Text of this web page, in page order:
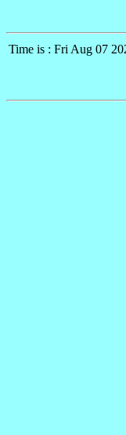
Time is : Fri Aug 07